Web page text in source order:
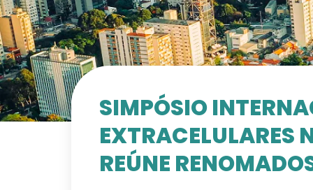
SIMPÓSIO
EXTRACELULARES
REÚNE